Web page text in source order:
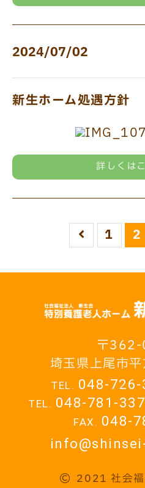
2024/07/02
新生ホーム処遇方針
詳しくは
1 2
埼玉県上尾市
048-726-
048-781-
048-
2021 社会